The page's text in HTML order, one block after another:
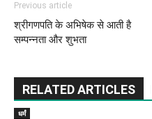
Previous article
श्रीगणपति के अभिषेक से आती है
सम्पन्नता और शुभता
RELATED ARTICLES
धर्मं